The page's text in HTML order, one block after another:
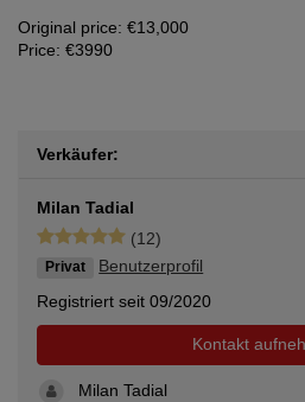
Original price: €13,000
Price: €3990
Verkäufer:
Milan Tadial
(12)
Privat
Benutzerprofil
Registriert seit 09/2020
Kontakt
Milan Tadial